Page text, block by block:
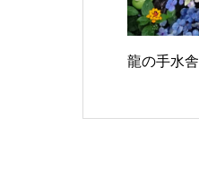
龍の手水舎